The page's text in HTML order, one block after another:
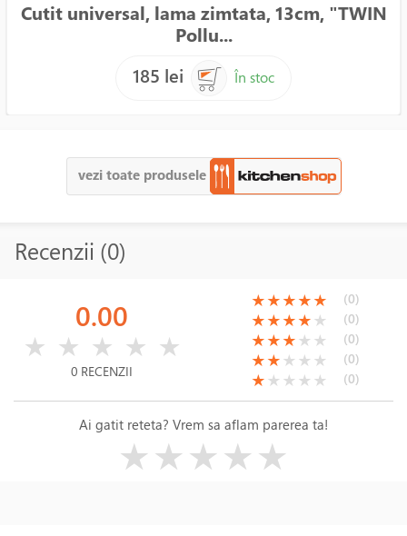
Cutit universal, lama zimtata, 13cm, "TWIN
Pollu...
185 lei
În stoc
vezi toate produsele
Recenzii (0)
0.00
★ ★ ★ ★ ★
0 RECENZII
(*)
★(*)
★(*)
★(*)
★(*)
★ (0)
(*)
★(*)
★(*)
★(*)
★( )
★ (0)
(*)
★(*)
★(*)
★( )
★ ( )
★ (0)
(*)
★(*)
★( )
★ ( )
★ ( )
★ (0)
(*)
★( )
★ ( )
★ ( )
★ ( )
★ (0)
Ai gatit reteta? Vrem sa aflam parerea ta!
★★★★★